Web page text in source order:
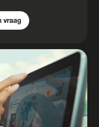
vraag